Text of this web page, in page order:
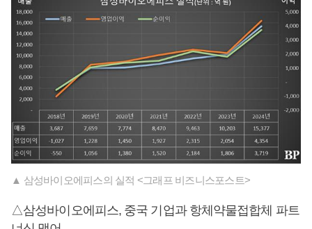
▲ 삼성바이오에피스의 실적 <그래프 비즈니스포스트>
△삼성바이오에피스, 중국 기업과 항체약물접합체 파트